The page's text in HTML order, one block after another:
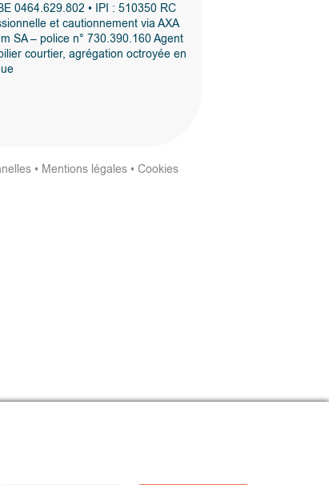
0464.629.802 • IPI : 510350 RC
et cautionnement via AXA
SA – police n° 730.390.160 Agent
courtier, agrégation octroyée en
• Mentions légales •Cookies